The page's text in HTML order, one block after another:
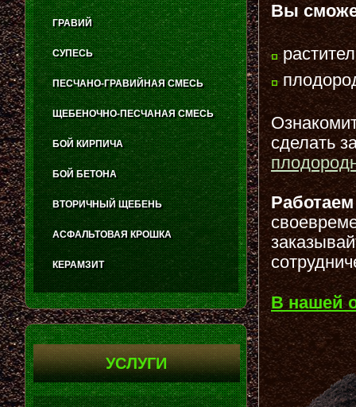
Вы
сделать
В нашей
ГРАВИЙ
СУПЕСЬ
ПЕСЧАНО-ГРАВИЙНАЯ СМЕСЬ
ЩЕБЕНОЧНО-ПЕСЧАНАЯ СМЕСЬ
БОЙ КИРПИЧА
БОЙ БЕТОНА
ВТОРИЧНЫЙ ЩЕБЕНЬ
АСФАЛЬТОВАЯ КРОШКА
КЕРАМЗИТ
УСЛУГИ